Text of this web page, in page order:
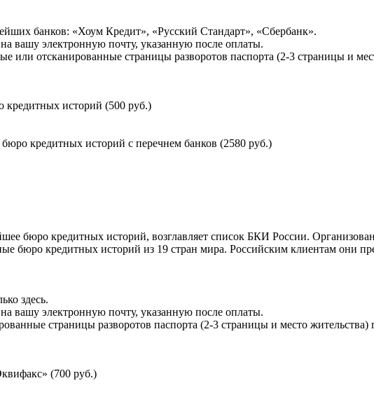
банков: «Хоум Кредит», «Русский Стандарт», «Сбербанк».
вашу электронную почту, указанную после оплаты.
или отсканированные страницы разворотов паспорта (2-3 страницы и
кредитных историй (500 руб.)
кредитных историй с перечнем банков (2580 руб.)
бюро кредитных историй, возглавляет список БКИ России.
бюро кредитных историй из 19 стран мира. Российским клиентам они
здесь.
вашу электронную почту, указанную после оплаты.
страницы разворотов паспорта (2-3 страницы и место жительства)
(700 руб.)